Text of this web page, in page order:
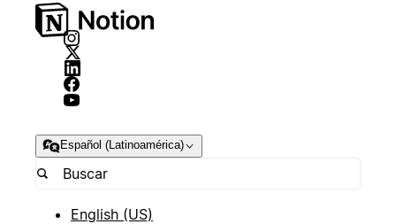
Español (Latinoamérica)
English (US)